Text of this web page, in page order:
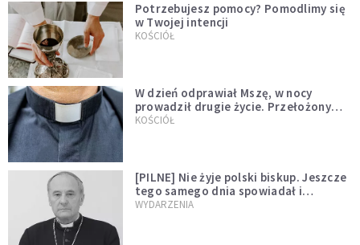
Potrzebujesz pomocy? Pomodlimy się
w Twojej intencji
KOŚCIÓŁ
W dzień odprawiał Mszę, w nocy
prowadził drugie życie. Przełożony
kazał mu opuścić zakon
KOŚCIÓŁ
[PILNE] Nie żyje polski biskup. Jeszcze
tego samego dnia spowiadał i
sprawował Mszę świętą
WYDARZENIA